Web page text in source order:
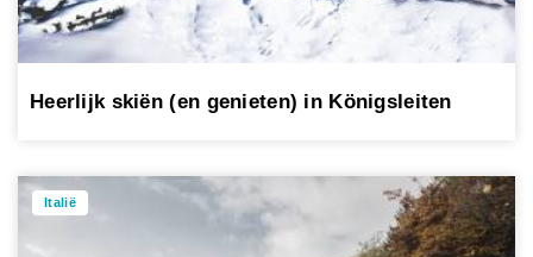
Heerlijk skiën (en genieten) in Königsleiten
Italië